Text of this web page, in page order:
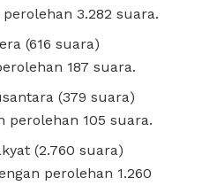
3.282 suara.
(616 suara)
187 suara.
(379 suara)
perolehan 105 suara.
(2.760 suara)
perolehan 1.260